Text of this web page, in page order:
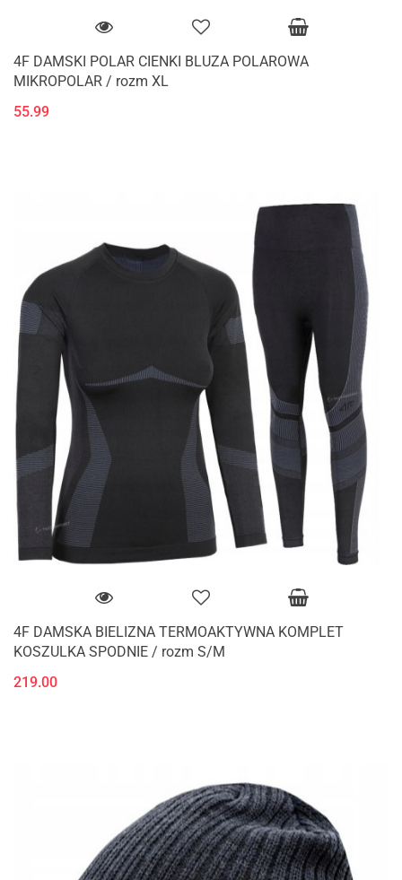
4F DAMSKI POLAR CIENKI BLUZA POLAROWA
MIKROPOLAR / rozm XL
55.99
4F DAMSKA BIELIZNA TERMOAKTYWNA KOMPLET
KOSZULKA SPODNIE / rozm S/M
219.00